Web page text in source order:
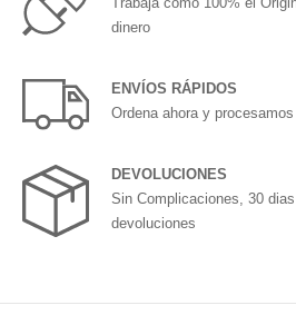
dinero
ENVÍOS RÁPIDOS
Ordena ahora y
DEVOLUCIONES
Sin Complicaciones, 30
devoluciones